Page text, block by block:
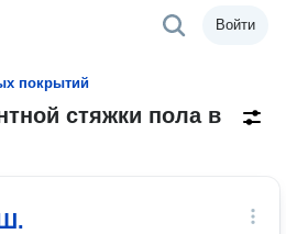
Войти
покрытий
стяжки пола в